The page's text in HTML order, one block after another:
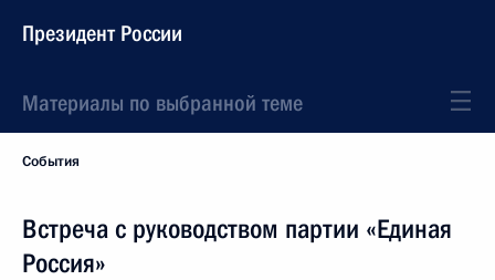
Президент России
Материалы по выбранной теме
События
Встреча с руководством партии «Единая
Россия»